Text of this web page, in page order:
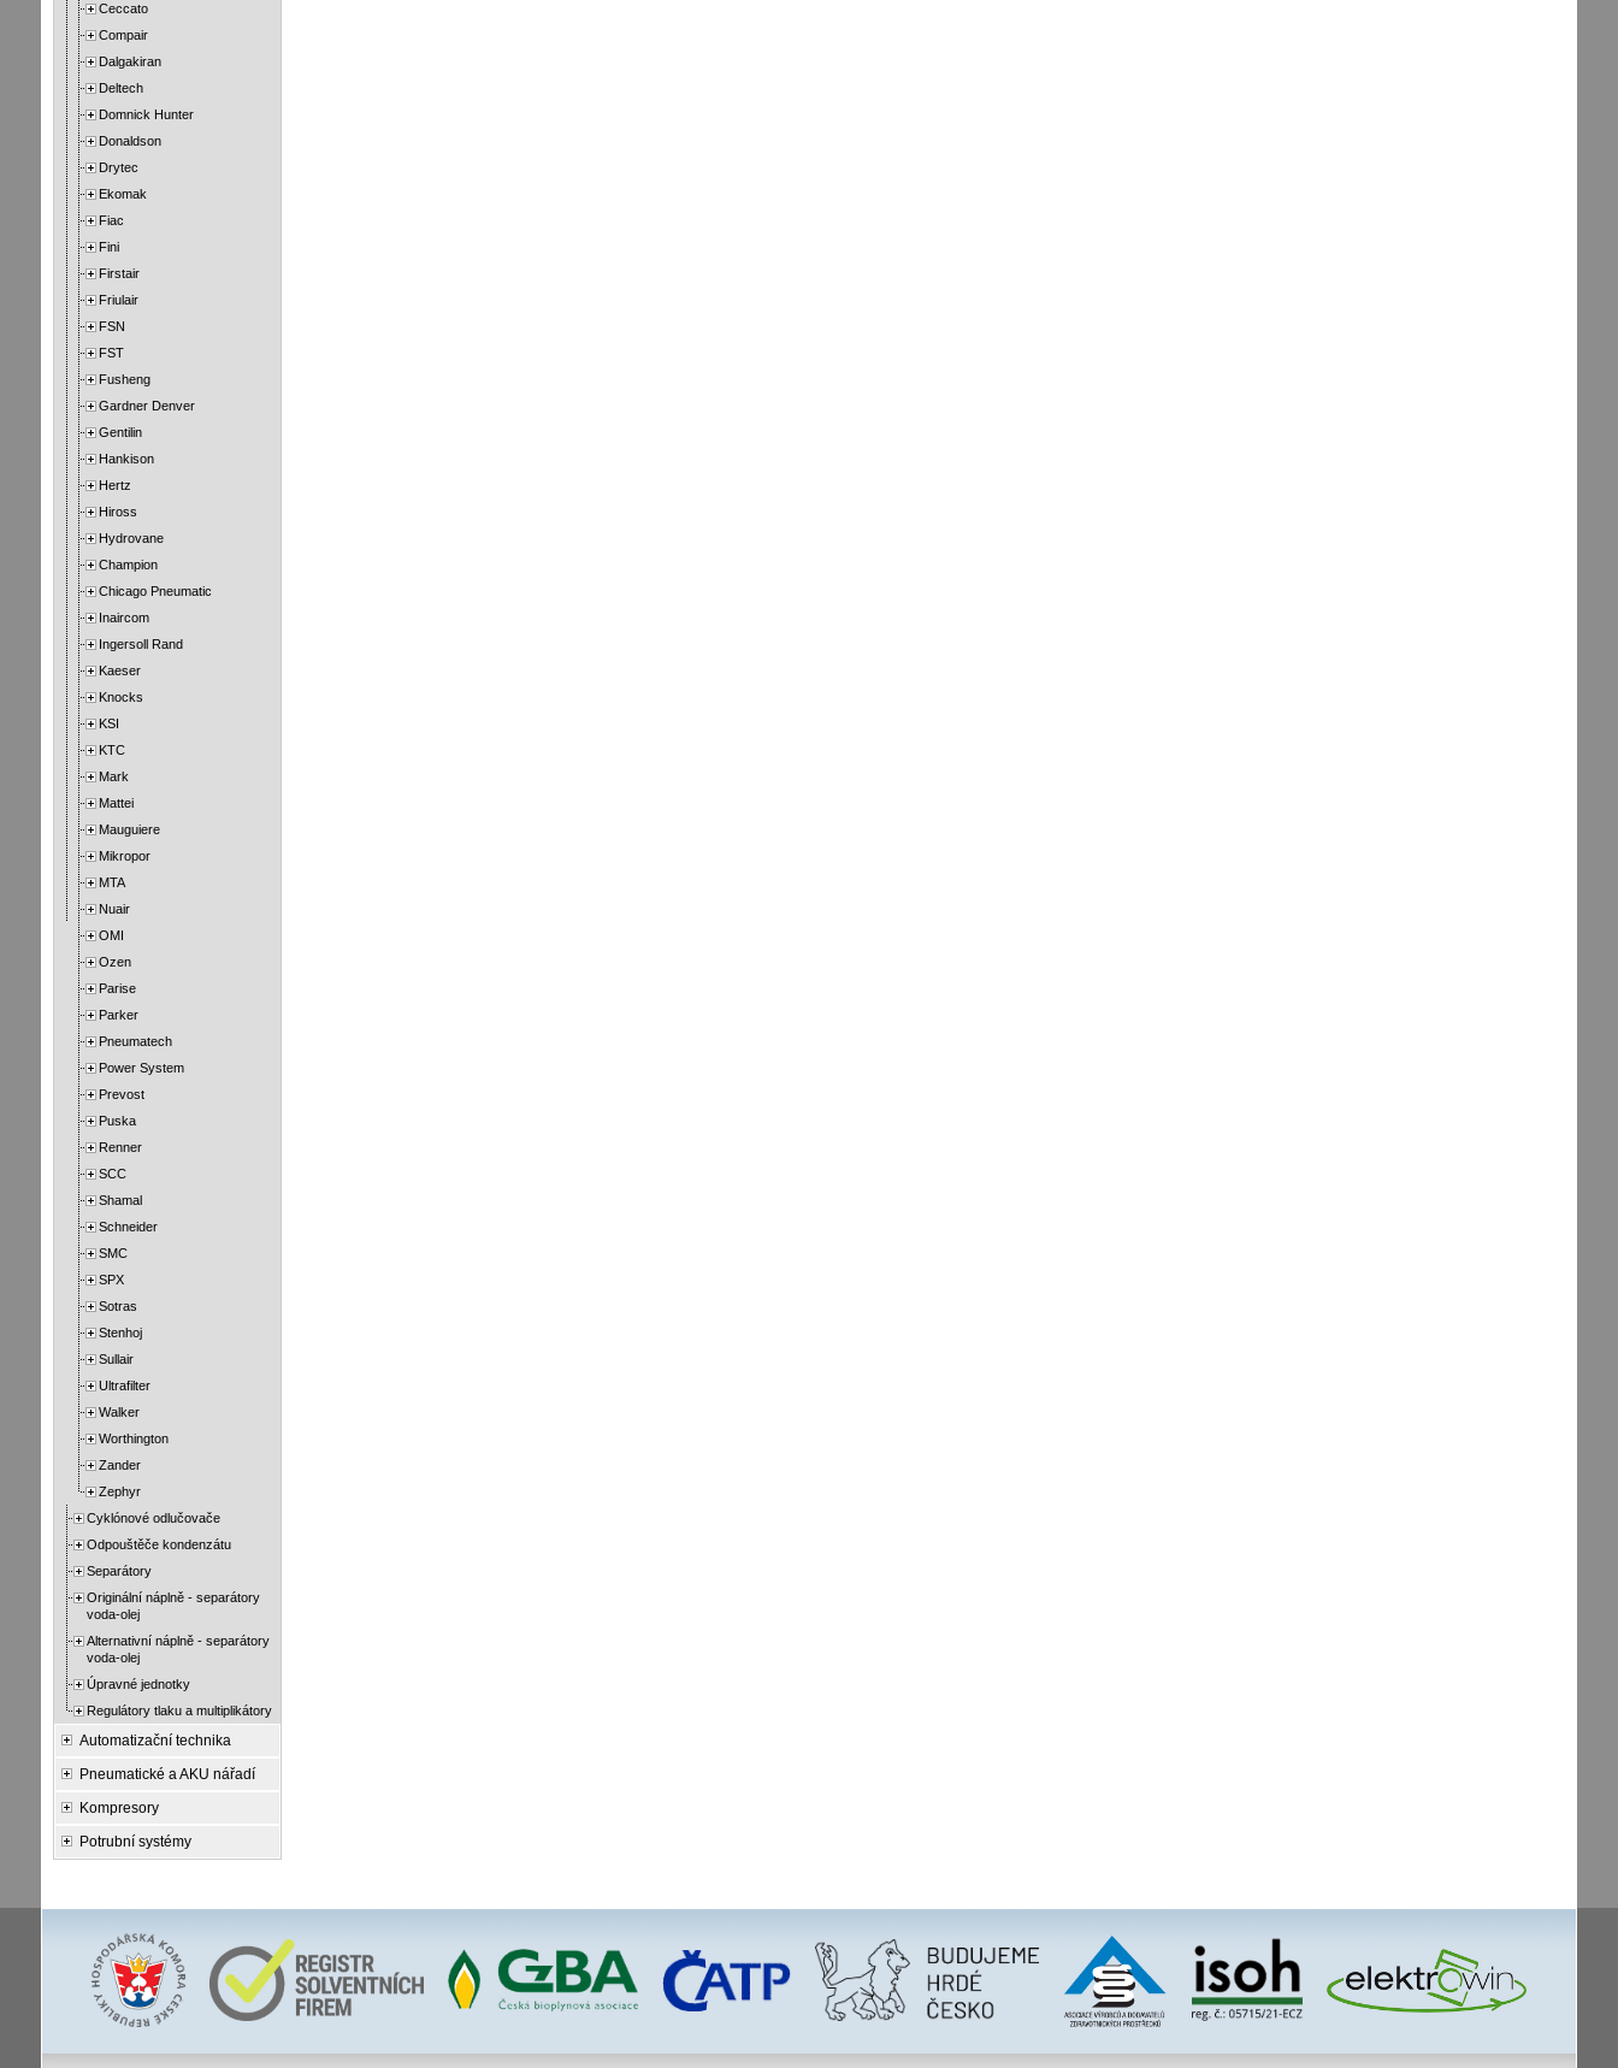
Ceccato
Compair
Dalgakiran
Deltech
Domnick Hunter
Donaldson
Drytec
Ekomak
Fiac
Fini
Firstair
Friulair
FSN
FST
Fusheng
Gardner Denver
Gentilin
Hankison
Hertz
Hiross
Hydrovane
Champion
Chicago Pneumatic
Inaircom
Ingersoll Rand
Kaeser
Knocks
KSI
KTC
Mark
Mattei
Mauguiere
Mikropor
MTA
Nuair
OMI
Ozen
Parise
Parker
Pneumatech
Power System
Prevost
Puska
Renner
SCC
Shamal
Schneider
SMC
SPX
Sotras
Stenhoj
Sullair
Ultrafilter
Walker
Worthington
Zander
Zephyr
Cyklónové odlučovače
Odpouštěče kondenzátu
Separátory
Originální náplně - separátory
voda-olej
Alternativní náplně - separátory
voda-olej
Úpravné jednotky
Regulátory tlaku a multiplikátory
Automatizační technika
Pneumatické a AKU nářadí
Kompresory
Potrubní systémy